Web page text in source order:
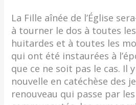
La Fille aînée de l’Église
à tourner le dos à toutes
huitardes et à toutes les
qui ont été instaurées à
que ce ne soit pas le cas. Il
nouvelle en catéchèse des
renouveau qui passe par